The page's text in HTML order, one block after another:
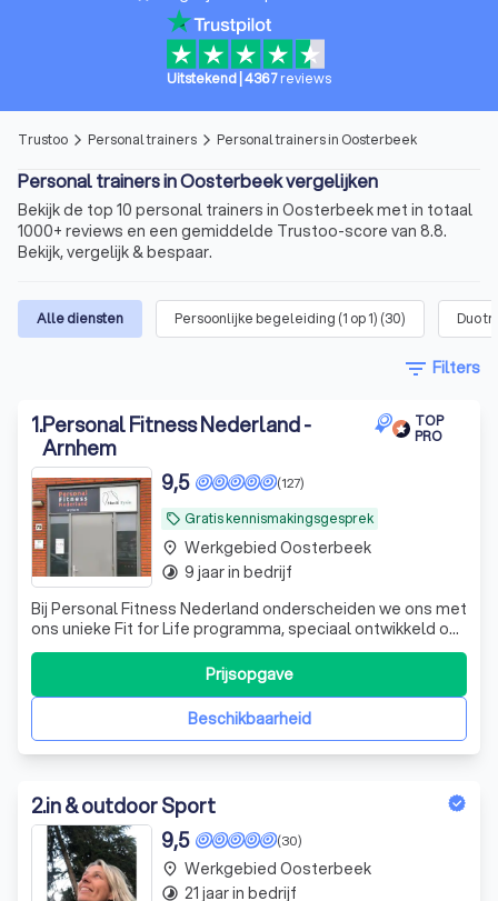
Uitstekend 4367reviews
Trustoo arrow_forward_ios Personal trainers arrow_forward_ios Personal trainers in Oosterbeek
Personal trainers in Oosterbeek vergelijken
Bekijk de top 10 personal trainers in Oosterbeek met in totaal
1000+ reviews en een gemiddelde Trustoo-score van 8.8.
Bekijk, vergelijk & bespaar.
Alle diensten Persoonlijke begeleiding (1 op 1) (30) Duo
filter_list Filters
1.Personal Fitness Nederland -
Arnhem
TOP
PRO
local_offer Gratis kennismakingsgesprek
(127)
9,5
Bij Personal Fitness Nederland onderscheiden we ons met
ons unieke Fit for Life programma, speciaal ontwikkeld om
jou op een persoonlijke manier te begeleiden naar een
fitter, gezonder en gelukkiger leven. Omdat iedereen
uniek is, luisteren we aandachtig naar jouw specifieke
wensen en doelen. Ons prBeschikbaarheid
Prijsopgave
place Werkgebied Oosterbeek
timelapse 9 jaar in bedrijf
2.in & outdoor Sport
(30)
9,5
place Werkgebied Oosterbeek
timelapse 21 jaar in bedrijf